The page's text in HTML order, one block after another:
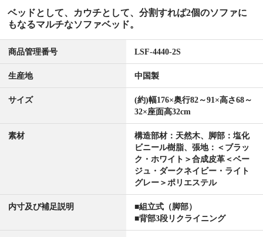
ベッドとして、カウチとして、分割すれば2個のソファに
もなるマルチなソファベッド。
商品管理番号 LSF-4440-2S
生産地 中国製
サイズ
(約)幅176×奥行82～91×高さ68～
32×座面高32cm
素材
構造部材：天然木、脚部：塩化
ビニール樹脂、張地：＜ブラッ
ク・ホワイト＞合成皮革＜ベー
ジュ・ダークネイビー・ライト
グレー＞ポリエステル
内寸及び補足説明
■組立式（脚部）
■背部3段リクライニング